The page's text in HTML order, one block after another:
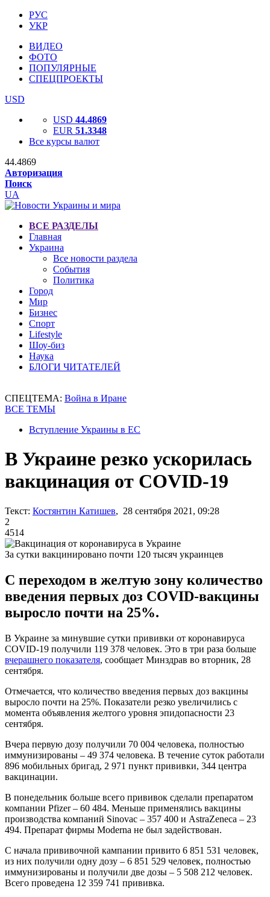
РУС
УКР
ВИДЕО
ФОТО
ПОПУЛЯРНЫЕ
СПЕЦПРОЕКТЫ
USD
USD 44.4869
EUR 51.3348
Все курсы валют
44.4869
Авторизация
Поиск
UA
ВСЕ РАЗДЕЛЫ
Главная
Украина
Все новости раздела
События
Политика
Город
Мир
Бизнес
Спорт
Lifestyle
Шоу-биз
Наука
БЛОГИ ЧИТАТЕЛЕЙ
СПЕЦТЕМА: Война в Иране
ВСЕ ТЕМЫ
Вступление Украины в ЕС
В Украине резко ускорилась
вакцинация от COVID-19
Текст: Костянтин Катишев, 28 сентября 2021, 09:28
2
4514
За сутки вакцинировано почти 120 тысяч украинцев
С переходом в желтую зону количество
введения первых доз COVID-вакцины
выросло почти на 25%.
В Украине за минувшие сутки прививки от коронавируса
COVID-19 получили 119 378 человек. Это в три раза больше
вчерашнего показателя, сообщает Минздрав во вторник, 28
сентября.
Отмечается, что количество введения первых доз вакцины
выросло почти на 25%. Показатели резко увеличились с
момента объявления желтого уровня эпидопасности 23
сентября.
Вчера первую дозу получили 70 004 человека, полностью
иммунизированы – 49 374 человека. В течение суток работали
896 мобильных бригад, 2 971 пункт прививки, 344 центра
вакцинации.
В понедельник больше всего прививок сделали препаратом
компании Pfizer – 60 484. Меньше применялись вакцины
производства компаний Sinovac – 357 400 и AstraZeneca – 23
494. Препарат фирмы Moderna не был задействован.
С начала прививочной кампании привито 6 851 531 человек,
из них получили одну дозу – 6 851 529 человек, полностью
иммунизированы и получили две дозы – 5 508 212 человек.
Всего проведена 12 359 741 прививка.